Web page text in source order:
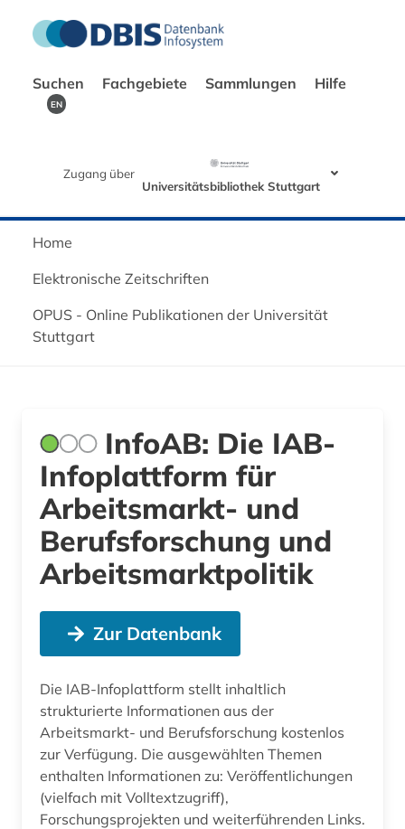
Suchen Fachgebiete Sammlungen Hilfe
EN
Zugang über
Universitätsbibliothek Stuttgart
Home
Elektronische Zeitschriften
OPUS - Online Publikationen der Universität
Stuttgart
InfoAB: Die IAB-
Infoplattform für
Arbeitsmarkt- und
Berufsforschung und
Arbeitsmarktpolitik
Zur Datenbank
Die IAB-Infoplattform stellt inhaltlich
strukturierte Informationen aus der
Arbeitsmarkt- und Berufsforschung kostenlos
zur Verfügung. Die ausgewählten Themen
enthalten Informationen zu: Veröffentlichungen
(vielfach mit Volltextzugriff),
Forschungsprojekten und weiterführenden Links.